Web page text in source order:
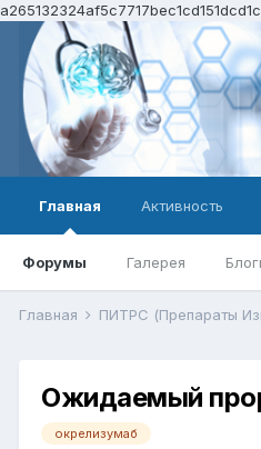
a265132324af5c7717bec1cd151dcd1c
Главная
Форумы Галерея
Активность
Главная ПИТРС (Препараты
Ожидаемый
окрелизумаб